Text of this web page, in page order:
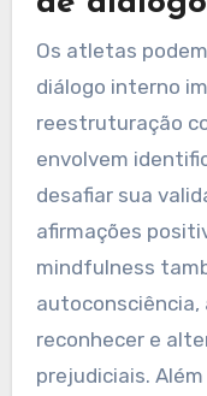
crucial para
alcançar
Como os
superar
de
Os atletas
diálogo interno
reestruturação
envolvem